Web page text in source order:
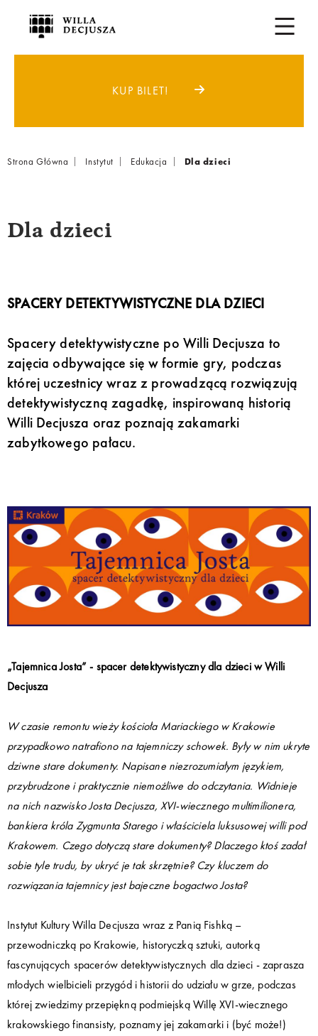
KUP BILET!
Breadcrumb
Strona Główna Instytut Edukacja Dla dzieci
Dla dzieci
SPACERY DETEKTYWISTYCZNE DLA DZIECI
Spacery detektywistyczne po Willi Decjusza to
zajęcia odbywające się w formie gry, podczas
której uczestnicy wraz z prowadzącą rozwiązują
detektywistyczną zagadkę, inspirowaną historią
Willi Decjusza oraz poznają zakamarki
zabytkowego pałacu.
„Tajemnica Josta” - spacer detektywistyczny dla dzieci w Willi
Decjusza
W czasie remontu wieży kościoła Mariackiego w Krakowie
przypadkowo natrafiono na tajemniczy schowek. Były w nim ukryte
dziwne stare dokumenty. Napisane niezrozumiałym językiem,
przybrudzone i praktycznie niemożliwe do odczytania. Widnieje
na nich nazwisko Josta Decjusza, XVI-wiecznego multimilionera,
bankiera króla Zygmunta Starego i właściciela luksusowej willi pod
Krakowem. Czego dotyczą stare dokumenty? Dlaczego ktoś zadał
sobie tyle trudu, by ukryć je tak skrzętnie? Czy kluczem do
rozwiązania tajemnicy jest bajeczne bogactwo Josta?
Instytut Kultury Willa Decjusza wraz z Panią Fishką –
przewodniczką po Krakowie, historyczką sztuki, autorką
fascynujących spacerów detektywistycznych dla dzieci - zaprasza
młodych wielbicieli przygód i historii do udziału w grze, podczas
której zwiedzimy przepiękną podmiejską Willę XVI-wiecznego
krakowskiego finansisty, poznamy jej zakamarki i (być może!)